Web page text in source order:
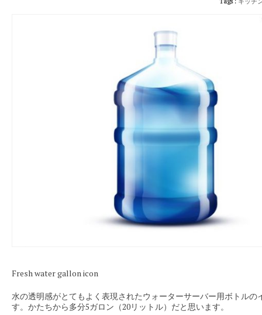
Fresh water gallon icon
水の透明感がとてもよく表現されたウォーターサーバー用ボトルの
す。かたちから多分5ガロン（20リットル）だと思います。